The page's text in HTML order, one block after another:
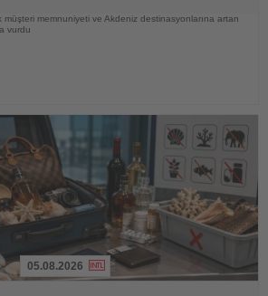
müşteri memnuniyeti ve Akdeniz destinasyonlarına artan
vurdu
05.08.2026